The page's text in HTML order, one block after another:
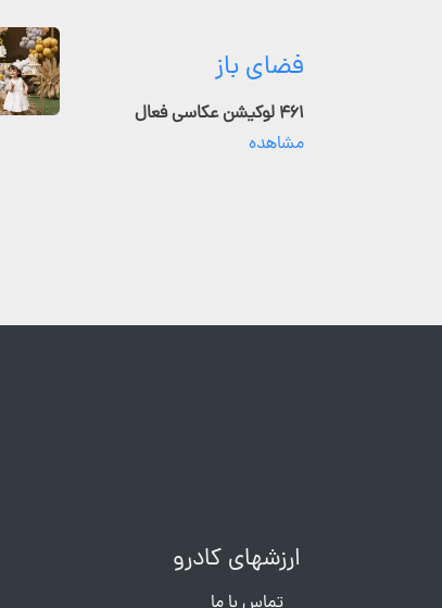
فضای باز
۴۶۱ لوکیشن عکاسی فعال
مشاهده
ارزشهای کادرو